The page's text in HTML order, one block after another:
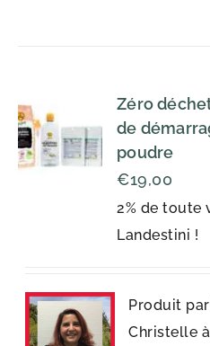
Zéro
de
poudre
2% de toute
Landestini !
€19,00
Produit
Christelle